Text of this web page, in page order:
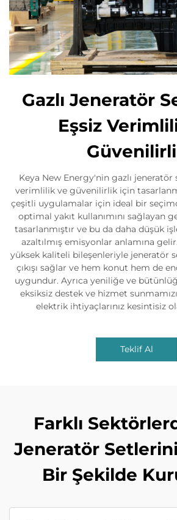
Gazlı Jeneratör
Eşsiz
Keya New Energy'nin gazlı
verimlilik ve güvenilirlik için
çeşitli uygulamalar için ideal bir
optimal yakıt kullanımını sağlayan
tasarlanmıştır ve bu da daha düşük
azaltılmış emisyonlar anlamına
yüksek kaliteli bileşenleriyle jeneratör
çıkışı sağlar ve hem konut hem de
uygundur. Ayrıca yeniliğe ve
eksiksiz destek ve hizmet
elektrik ihtiyaçlarınız kesintisiz
Teklif Al
Farklı
Jeneratör
Bir Şekilde